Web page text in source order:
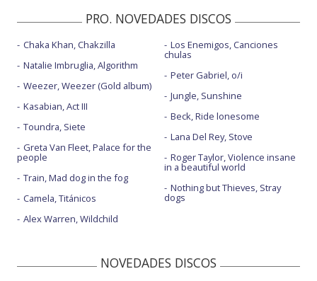
PRO. NOVEDADES DISCOS
Chaka Khan, Chakzilla
Natalie Imbruglia, Algorithm
Weezer, Weezer (Gold album)
Kasabian, Act III
Toundra, Siete
Greta Van Fleet, Palace for the
people
Train, Mad dog in the fog
Camela, Titánicos
Alex Warren, Wildchild
Los Enemigos, Canciones
chulas
Peter Gabriel, o/i
Jungle, Sunshine
Beck, Ride lonesome
Lana Del Rey, Stove
Roger Taylor, Violence insane
in a beautiful world
Nothing but Thieves, Stray
dogs
NOVEDADES DISCOS